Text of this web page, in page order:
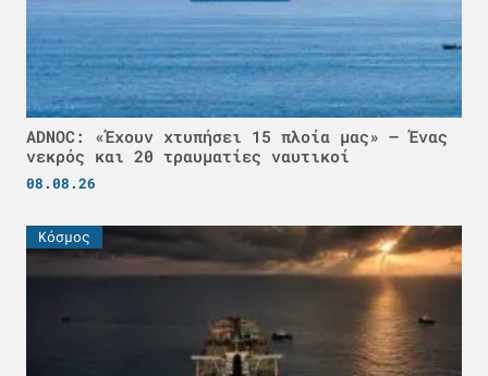
ADNOC: «Έχουν χτυπήσει 15 πλοία μας» – Ένας
νεκρός και 20 τραυματίες ναυτικοί
08.08.26
Κόσμος